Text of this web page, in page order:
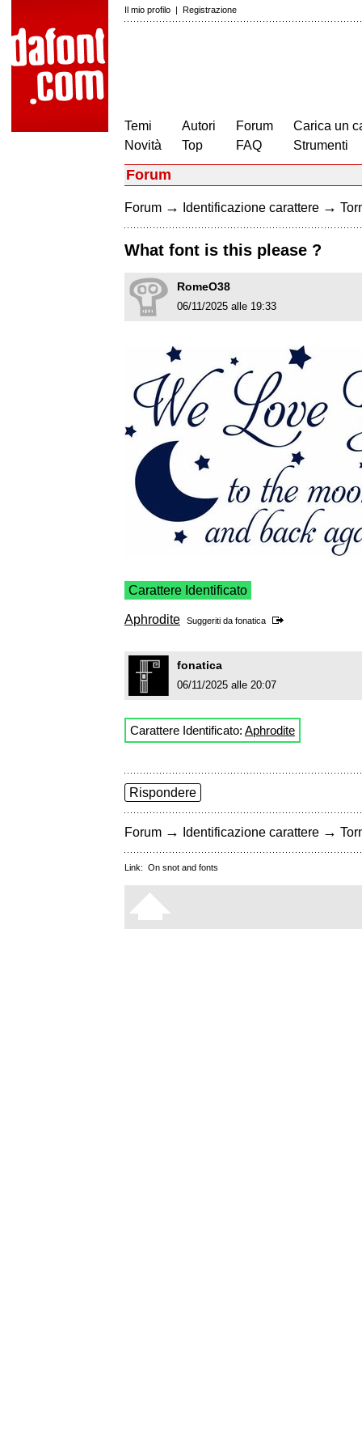
Il mio profilo | Registrazione
Temi
Novità
Autori
Top
Forum
FAQ
Carica un
Strumenti
Forum
Forum → Identificazione carattere →
What font is this please ?
RomeO38
06/11/2025 alle 19:33
Carattere Identificato
Aphrodite Suggeriti da fonatica
fonatica
06/11/2025 alle 20:07
Carattere Identificato: Aphrodite
Rispondere
Forum → Identificazione carattere →
Link: On snot and fonts